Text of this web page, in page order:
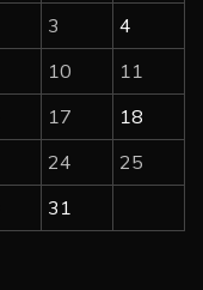
3
4
10
11
17
18
24
25
31